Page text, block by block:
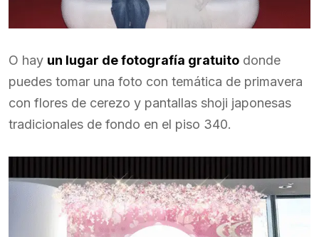
O hay un lugar de fotografía gratuito donde
puedes tomar una foto con temática de primavera
con flores de cerezo y pantallas shoji japonesas
tradicionales de fondo en el piso 340.